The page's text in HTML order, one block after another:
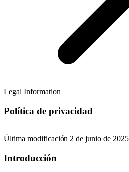
Legal Information
Política de privacidad
Última modificación 2 de junio de 2025
Introducción